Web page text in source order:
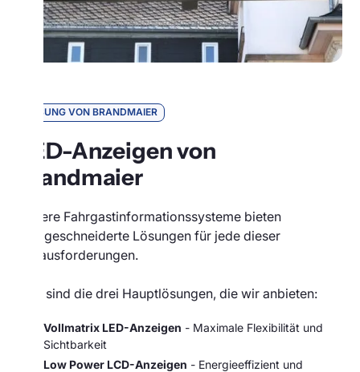
LÖSUNG VON BRANDMAIER
LED-Anzeigen von
Brandmaier
Unsere Fahrgastinformationssysteme bieten
maßgeschneiderte Lösungen für jede dieser
Herausforderungen.
Hier sind die drei Hauptlösungen, die wir anbieten:
Vollmatrix LED-Anzeigen - Maximale Flexibilität und
Sichtbarkeit
Low Power LCD-Anzeigen - Energieeffizient und